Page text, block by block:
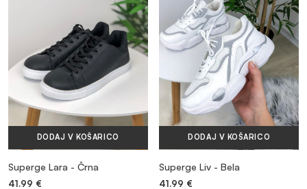
KOMPLETI TRENIRK
OBUTEV
DODATKI
DODAJ V KOŠARICO
Superge Lara - Črna
41.99 €
DODAJ V KOŠARICO
Superge Liv - Bela
41.99 €